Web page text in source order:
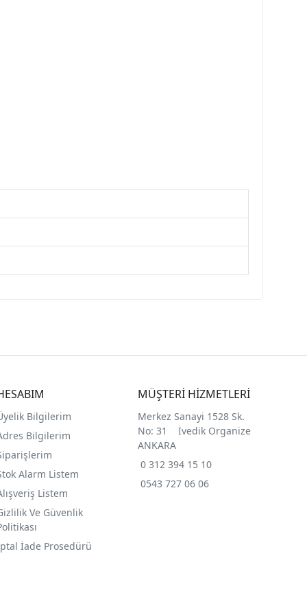
Bilgilerim
Bilgilerim
Alarm Listem
Listem
Ve Güvenlik
İade Prosedürü
MÜŞTERİ HİZMETLERİ
Merkez Sanayi 1528 Sk.
No: 31 İvedik Organize
ANKARA
0 312 394 15 10
0543 727 06 06